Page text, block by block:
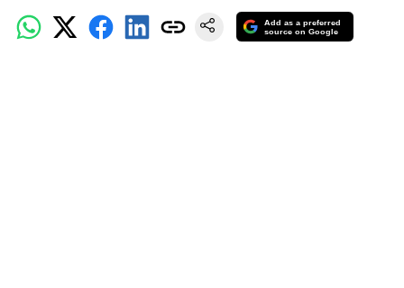
Add as a preferred
source on Google